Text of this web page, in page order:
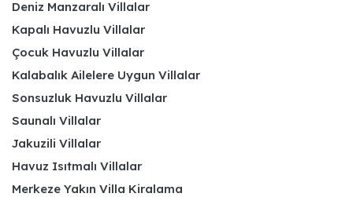
Deniz Manzaralı Villalar
Kapalı Havuzlu Villalar
Çocuk Havuzlu Villalar
Kalabalık Ailelere Uygun Villalar
Sonsuzluk Havuzlu Villalar
Saunalı Villalar
Jakuzili Villalar
Havuz Isıtmalı Villalar
Merkeze Yakın Villa Kiralama